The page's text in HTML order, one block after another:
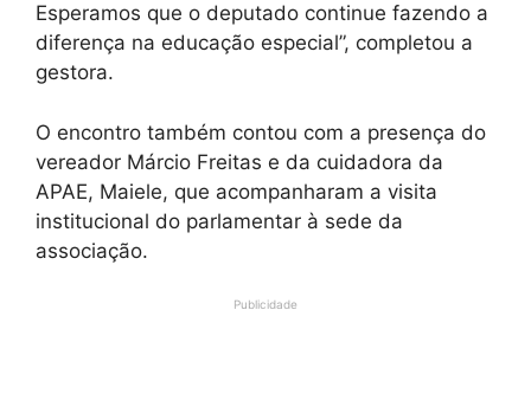
Esperamos que o deputado continue fazendo a
diferença na educação especial”, completou a
gestora.
O encontro também contou com a presença do
vereador Márcio Freitas e da cuidadora da
APAE, Maiele, que acompanharam a visita
institucional do parlamentar à sede da
associação.
Publicidade